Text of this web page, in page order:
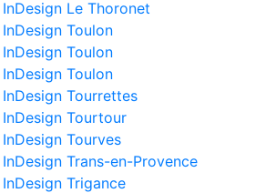
Le Thoronet
Toulon
Toulon
Toulon
Tourrettes
Tourtour
Tourves
Trans-en-Provence
Trigance